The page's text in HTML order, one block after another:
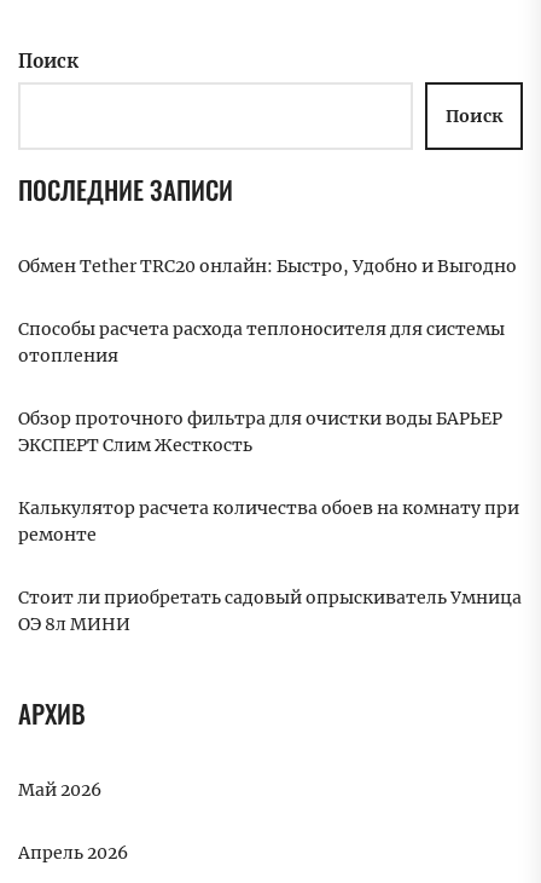
Поиск
Поиск
ПОСЛЕДНИЕ ЗАПИСИ
Обмен Tether TRC20 онлайн: Быстро, Удобно и Выгодно
Способы расчета расхода теплоносителя для системы
отопления
Обзор проточного фильтра для очистки воды БАРЬЕР
ЭКСПЕРТ Слим Жесткость
Калькулятор расчета количества обоев на комнату при
ремонте
Стоит ли приобретать садовый опрыскиватель Умница
ОЭ 8л МИНИ
АРХИВ
Май 2026
Апрель 2026